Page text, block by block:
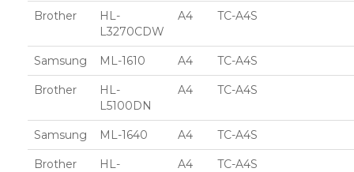
Brother
HL-
L3270CDW
A4 TC-A4S
Samsung ML-1610 A4 TC-A4S
Brother
HL-
L5100DN
A4 TC-A4S
Samsung ML-1640 A4 TC-A4S
Brother
HL-
A4 TC-A4S